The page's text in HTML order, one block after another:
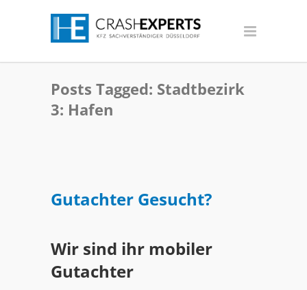
Posts Tagged: Stadtbezirk
3: Hafen
Gutachter Gesucht?
Wir sind ihr mobiler
Gutachter